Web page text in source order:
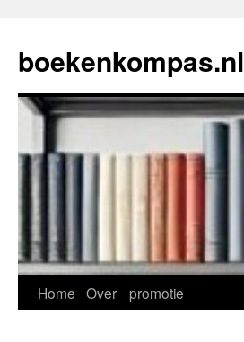
de
inhoud
boekenkompas.nl
Home Over promotie